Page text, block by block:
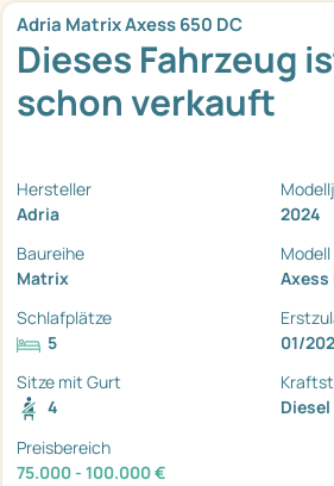
Adria Matrix Axess 650 DC
Dieses Fahrzeug
schon verkauft
Hersteller
Adria
2024
Baureihe
Matrix
Modell
Axess
Schlafplätze
5
01/
Sitze mit Gurt
4
Diesel
Preisbereich
75.000 - 100.000 €